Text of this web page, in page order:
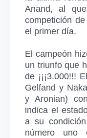
Anand, al
competición
el primer día.
El campeón
un triunfo que
de ¡¡¡3.000!!!
Gelfand y
y Aronian)
indica el
a su
número uno